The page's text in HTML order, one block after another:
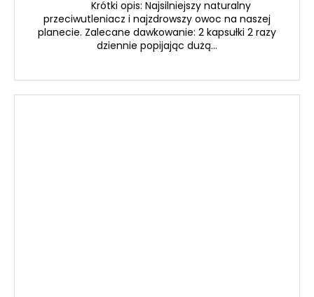
Krótki opis: Najsilniejszy naturalny
przeciwutleniacz i najzdrowszy owoc na naszej
planecie. Zalecane dawkowanie: 2 kapsułki 2 razy
dziennie popijając dużą...